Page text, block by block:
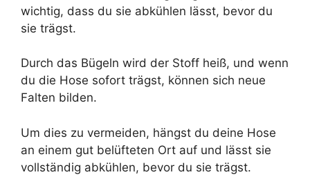
wichtig, dass du sie abkühlen lässt, bevor du
sie trägst.
Durch das Bügeln wird der Stoff heiß, und wenn
du die Hose sofort trägst, können sich neue
Falten bilden.
Um dies zu vermeiden, hängst du deine Hose
an einem gut belüfteten Ort auf und lässt sie
vollständig abkühlen, bevor du sie trägst.